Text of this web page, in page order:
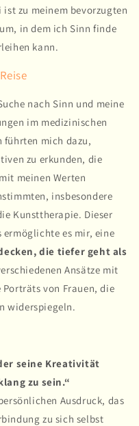
zu meinem bevorzugten
in dem ich Sinn finde
kann.
nach Sinn und meine
im medizinischen
führten mich dazu,
zu erkunden, die
meinen Werten
insbesondere
Kunsttherapie. Dieser
ermöglichte es mir, eine
die tiefer geht als
Ansätze mit
von Frauen, die
widerspiegeln.
seine Kreativität
zu sein.“
Ausdruck, das
zu sich selbst